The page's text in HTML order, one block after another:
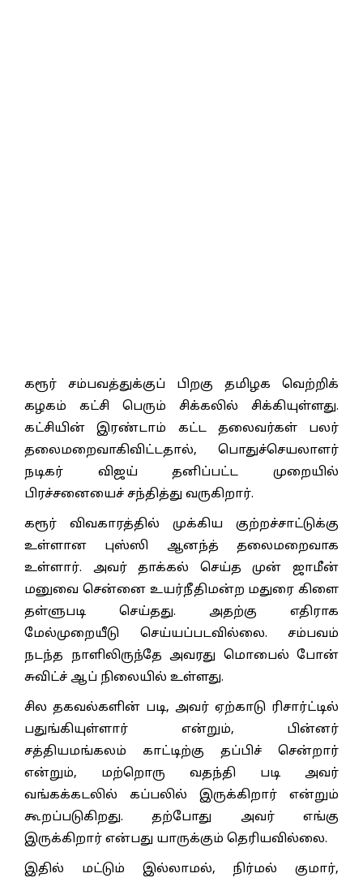
கரூர் சம்பவத்துக்குப் பிறகு தமிழக வெற்றிக்
கழகம் கட்சி பெரும் சிக்கலில் சிக்கியுள்ளது.
கட்சியின் இரண்டாம் கட்ட தலைவர்கள் பலர்
தலைமறைவாகிவிட்டதால், பொதுச்செயலாளர்
நடிகர் விஜய் தனிப்பட்ட முறையில்
பிரச்சனையைச் சந்தித்து வருகிறார்.
கரூர் விவகாரத்தில் முக்கிய குற்றச்சாட்டுக்கு
உள்ளான புஸ்ஸி ஆனந்த் தலைமறைவாக
உள்ளார். அவர் தாக்கல் செய்த முன் ஜாமீன்
மனுவை சென்னை உயர்நீதிமன்ற மதுரை கிளை
தள்ளுபடி செய்தது. அதற்கு எதிராக
மேல்முறையீடு செய்யப்படவில்லை. சம்பவம்
நடந்த நாளிலிருந்தே அவரது மொபைல் போன்
சுவிட்ச் ஆப் நிலையில் உள்ளது.
சில தகவல்களின் படி, அவர் ஏற்காடு ரிசார்ட்டில்
பதுங்கியுள்ளார் என்றும், பின்னர்
சத்தியமங்கலம் காட்டிற்கு தப்பிச் சென்றார்
என்றும், மற்றொரு வதந்தி படி அவர்
வங்கக்கடலில் கப்பலில் இருக்கிறார் என்றும்
கூறப்படுகிறது. தற்போது அவர் எங்கு
இருக்கிறார் என்பது யாருக்கும் தெரியவில்லை.
இதில் மட்டும் இல்லாமல், நிர்மல் குமார்,